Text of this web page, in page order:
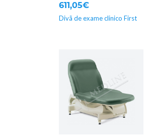
611,05€
Divã de exame clinico First